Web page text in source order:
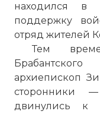
находился в
поддержку
отряд жителей
Тем
архиепископ
сторонники
двинулись к